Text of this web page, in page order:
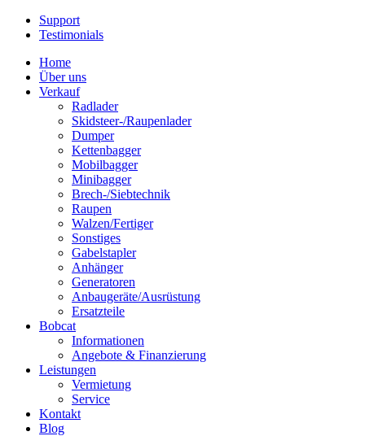
Support
Testimonials
Home
Über uns
Verkauf
Radlader
Skidsteer-/Raupenlader
Dumper
Kettenbagger
Mobilbagger
Minibagger
Brech-/Siebtechnik
Raupen
Walzen/Fertiger
Sonstiges
Gabelstapler
Anhänger
Generatoren
Anbaugeräte/Ausrüstung
Ersatzteile
Bobcat
Informationen
Angebote & Finanzierung
Leistungen
Vermietung
Service
Kontakt
Blog